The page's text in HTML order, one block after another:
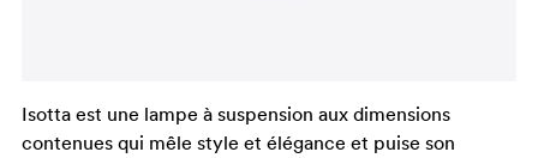
Isotta est une lampe à suspension aux dimensions
contenues qui mêle style et élégance et puise son